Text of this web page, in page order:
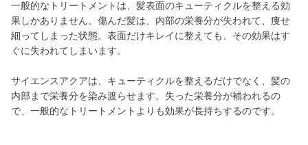
一般的なトリートメントは、髪表面のキューティクルを整える効
果しかありません。傷んだ髪は、内部の栄養分が失われて、痩せ
細ってしまった状態。表面だけキレイに整えても、その効果はす
ぐに失われてしまいます。
サイエンスアクアは、キューティクルを整えるだけでなく、髪の
内部まで栄養分を染み渡らせます。失った栄養分が補われるの
で、一般的なトリートメントよりも効果が長持ちするのです。